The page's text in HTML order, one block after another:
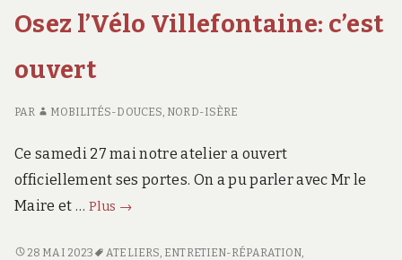
Savoir
réparer
vélo
du
Ruisseau
/
SON
À
DU
RUISSEAU
Osez l’Vélo Villefontaine: c’est
ouvert
PAR MOBILITÉS-DOUCES, NORD-ISÈRE
Ce samedi 27 mai notre atelier a ouvert
officiellement ses portes. On a pu parler avec Mr le
Maire et … Plus
Osez
Villefontaine:
→
OSEZ28 MAI 2023 ATELIERS ENTRETIEN-RÉPARATION